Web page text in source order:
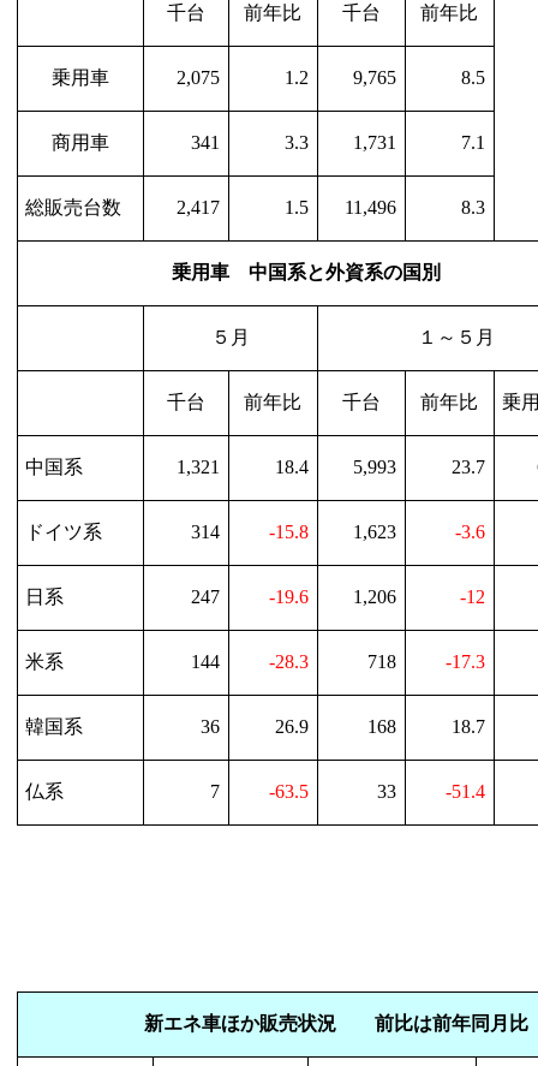
千台 前年比 千台 前年比
乗用車 2,075 1.2 9,765 8.5
商用車 341 3.3 1,731 7.1
総販売台数 2,417 1.5 11,496 8.3
乗用車 中国系と外資系の国別
５月 １～５月
千台 前年比 千台 前年比 乗
中国系 1,321 18.4 5,993 23.7
ドイツ系 314 -15.8 1,623 -3.6
日系 247 -19.6 1,206 -12
米系 144 -28.3 718 -17.3
韓国系 36 26.9 168 18.7
仏系 7 -63.5 33 -51.4
新エネ車ほか販売状況 前比は前年同月比